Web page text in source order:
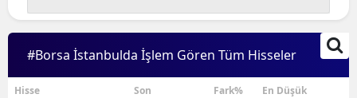
#Borsa İstanbulda İşlem Gören Tüm Hisseler
Hisse Son Fark% En Düşük